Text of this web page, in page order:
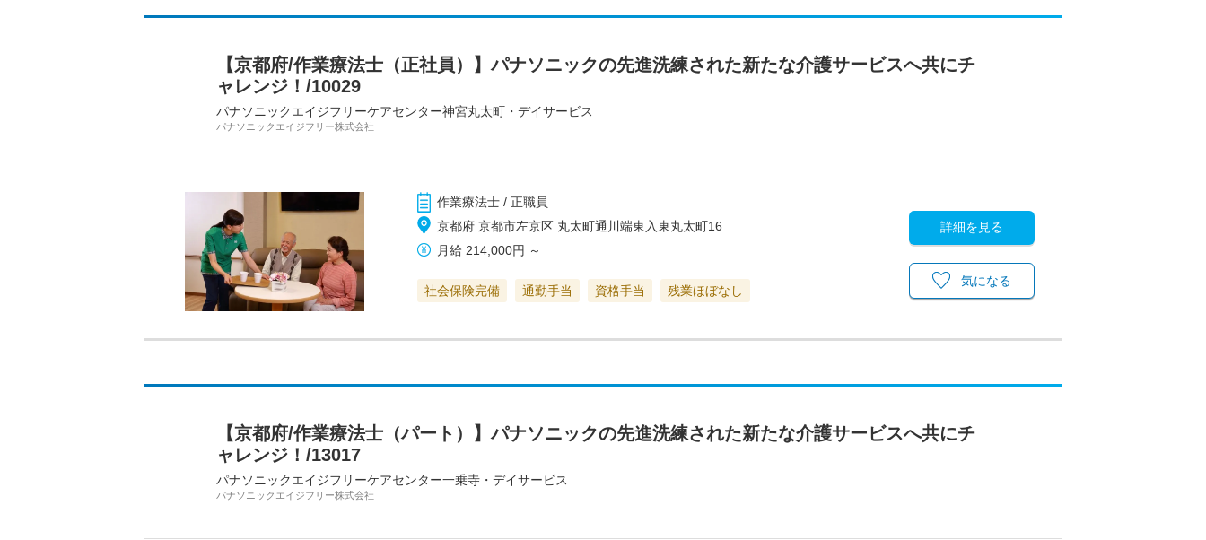
【京都府/作業療法士（正社員）】パナソニックの先進洗練された新たな介護サービスへ共にチ
ャレンジ！/10029
パナソニックエイジフリーケアセンター神宮丸太町・デイサービス
パナソニックエイジフリー株式会社
作業療法士 / 正職員
京都府 京都市左京区 丸太町通川端東入東丸太町16
月給 214,000円 ～
社会保険完備 通勤手当 資格手当 残業ほぼなし
詳細を見る
気になる
【京都府/作業療法士（パート）】パナソニックの先進洗練された新たな介護サービスへ共にチ
ャレンジ！/13017
パナソニックエイジフリーケアセンター一乗寺・デイサービス
パナソニックエイジフリー株式会社